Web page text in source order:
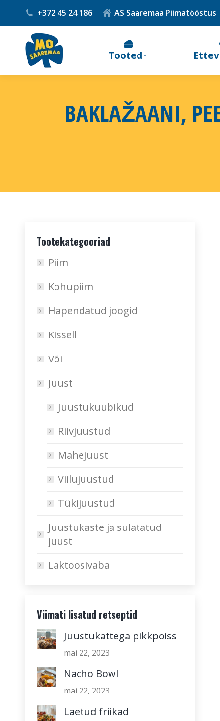
+372 45 24 186 AS Saaremaa Piimatööstus
Tooted
BAKLAŽAANI,
Tootekategooriad
Piim
Kohupiim
Hapendatud joogid
Kissell
Või
Juust
Juustukuubikud
Riivjuustud
Mahejuust
Viilujuustud
Tükijuustud
Juustukaste ja sulatatud
juust
Laktoosivaba
Viimati lisatud retseptid
Juustukattega pikkpoiss
mai 22, 2023
Nacho Bowl
mai 22, 2023
Laetud friikad